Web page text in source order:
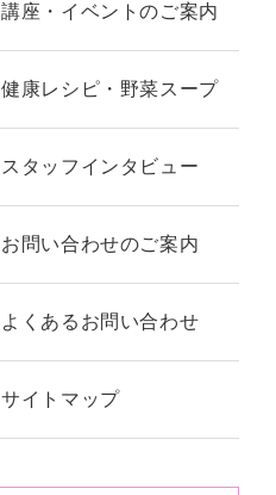
講座・イベントのご案内
健康レシピ・野菜スープ
スタッフインタビュー
お問い合わせのご案内
よくあるお問い合わせ
サイトマップ